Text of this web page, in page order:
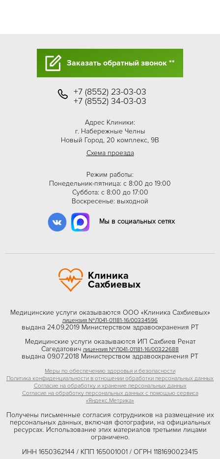
Заказать обратный звонок **
+7 (8552) 23-03-03
+7 (8552) 34-03-03
Адрес Клиники:
г. Набережные Челны
Новый Город, 20 комплекс, 9В
Схема проезда
Режим работы:
Понедельник-пятница: с 8:00 до 19:00
Суббота: с 8:00 до 17:00
Воскресенье: выходной
Мы в социальных сетях
Клиника
Сахбиевых
Медицинские услуги оказываются ООО «Клиника Сахбиевых»
лицензия №Л041-01181-16/00334596
выдана 24.09.2019 Министерством здравоохранения РТ
Медицинские услуги оказываются ИП Сахбиев Ренат
Сагедатович лицензия №Л041-01181-16/00322688
выдана 09.07.2018 Министерством здравоохранения РТ
Меры по обеспечению здоровья и безопасности
Политика конфиденциальности в отношении обработки персональных данных
Согласие на обработку и хранение персональных данных
Согласие на обработку персональных данных с помощью сервиса
«Яндекс.Метрика»
Получены письменные согласия сотрудников на размещение их
персональных данных, включая фотографии, на официальных
ресурсах. Использование этих материалов третьими лицами
ограничено.
ИНН 1650362144 / КПП 165001001 / ОГРН 1181690023415